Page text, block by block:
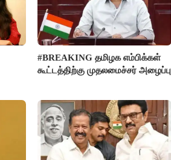
#BREAKING தமிழக எம்பிக்கள்
கூட்டத்திற்கு முதலமைச்சர் அழைப்பு